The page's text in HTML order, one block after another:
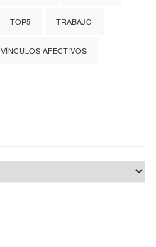
TOP5 TRABAJO
VÍNCULOS AFECTIVOS